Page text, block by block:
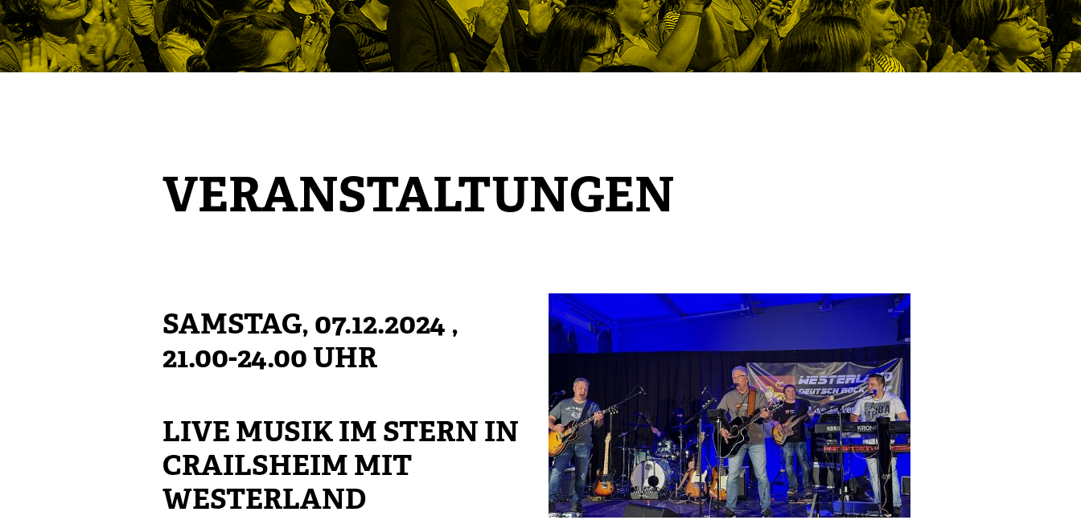
VERANSTALTUNGEN
SAMSTAG, 07.12.2024 ,
21.00-24.00 UHR
LIVE MUSIK IM STERN IN
CRAILSHEIM MIT
WESTERLAND